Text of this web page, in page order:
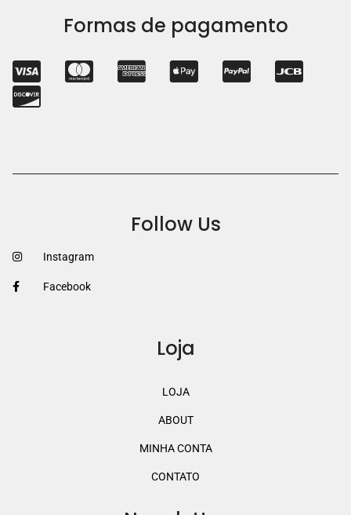
Formas de pagamento
Follow Us
Instagram
Facebook
Loja
LOJA
ABOUT
MINHA CONTA
CONTATO